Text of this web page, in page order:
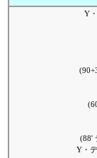
Y
(88'
Y・